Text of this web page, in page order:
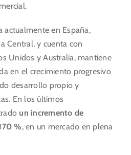
actualmente en España,
Central, y cuenta con
Unidos y Australia, mantiene
en el crecimiento progresivo
desarrollo propio y
En los últimos
un incremento de
%, en un mercado en plena